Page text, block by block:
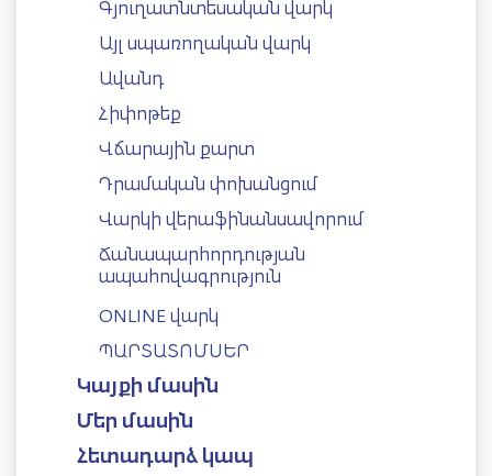
Գյուղատնտեսական վարկ
Այլ սպառողական վարկ
Ավանդ
Հիփոթեք
Վճարային քարտ
Դրամական փոխանցում
Վարկի վերաֆինանսավորում
Ճանապարհորդության
ապահովագրություն
ONLINE վարկ
ՊԱՐՏԱՏՈՄՍԵՐ
Կայքի մասին
Մեր մասին
Հետադարձ կապ